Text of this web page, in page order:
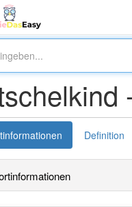
Definition